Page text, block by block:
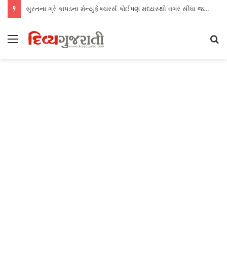
સુરતના ગ્રે કાપડના મેન્યુફેક્ચરર્સ કોઈપણ મધ્યસ્થી વગર સીધા જ શ્રીલંકાના આધુનિક ગારમેન્ટ યુનિટ્સને ફેબ્રિક એક્સપોર્ટ કરી શકશે
Menu